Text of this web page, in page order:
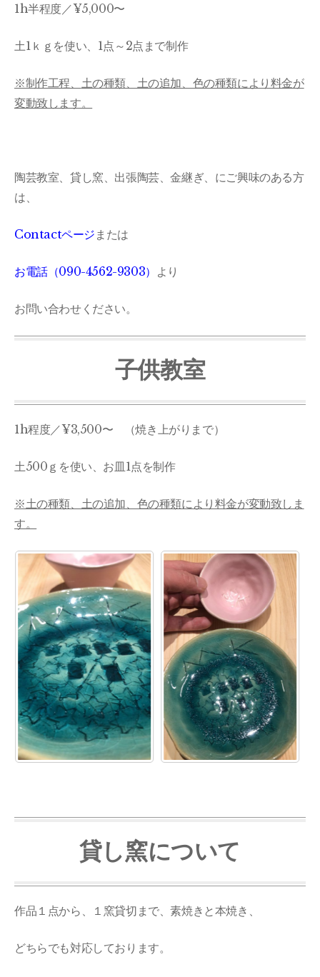
1h半程度／¥5,000〜
土1ｋｇを使い、1点～2点まで制作
※制作工程、 土の種類、土の追加、色の種類により料金が
変動致します。
陶芸教室、貸し窯、出張陶芸、金継ぎ、にご興味のある方
は、
Contactページ または
お電話（090-4562-9303） より
お問い合わせください。
子供教室
1h程度／¥3,500〜 （焼き上がりまで）
土500ｇを使い、お皿1点を制作
※土の種類、土の追加、色の種類により料金が変動致しま
す。
貸し窯について
作品１点から、１窯貸切まで、素焼きと本焼き、
どちらでも対応しております。